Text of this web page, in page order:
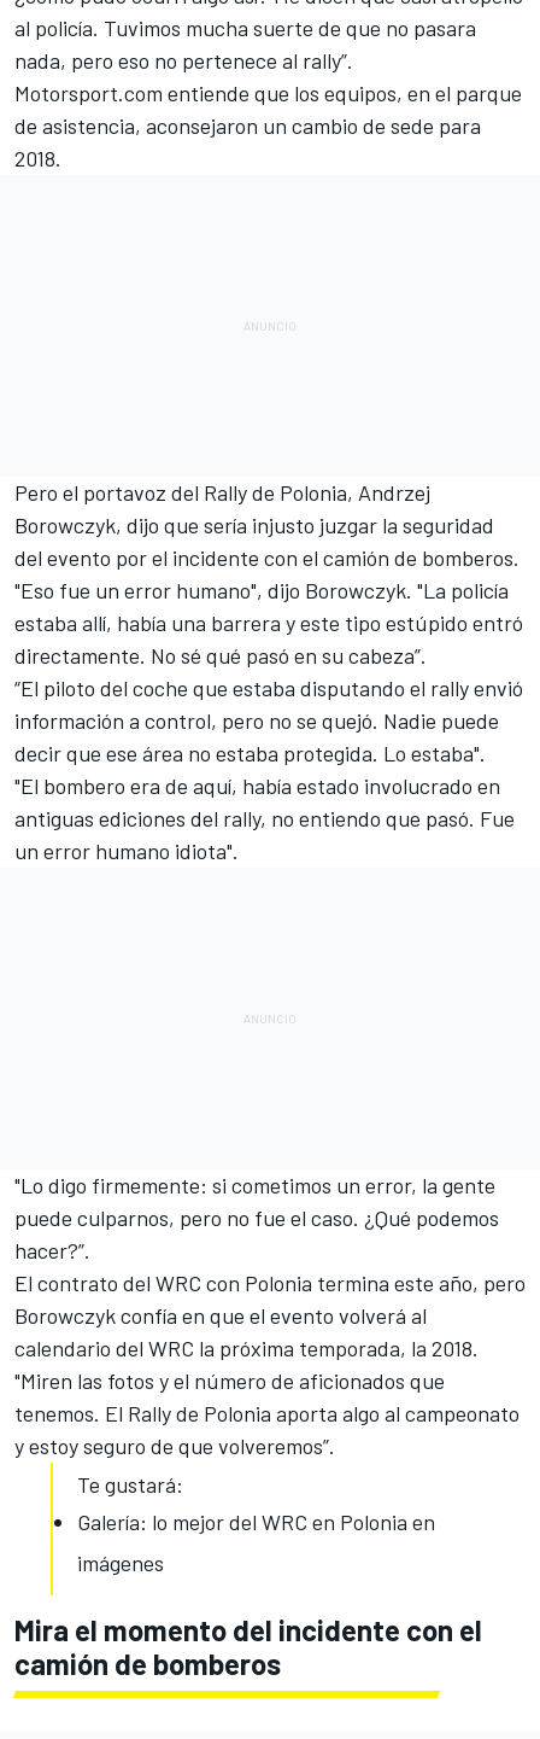
al policía. Tuvimos mucha suerte de que no pasara
nada, pero eso no pertenece al rally”.
Motorsport.com entiende que los equipos, en el parque
de asistencia, aconsejaron un cambio de sede para
2018.
Pero el portavoz del Rally de Polonia, Andrzej
Borowczyk, dijo que sería injusto juzgar la seguridad
del evento por el incidente con el camión de bomberos.
"Eso fue un error humano", dijo Borowczyk. "La policía
estaba allí, había una barrera y este tipo estúpido entró
directamente. No sé qué pasó en su cabeza”.
“El piloto del coche que estaba disputando el rally envió
información a control, pero no se quejó. Nadie puede
decir que ese área no estaba protegida. Lo estaba".
"El bombero era de aquí, había estado involucrado en
antiguas ediciones del rally, no entiendo que pasó. Fue
un error humano idiota".
"Lo digo firmemente: si cometimos un error, la gente
puede culparnos, pero no fue el caso. ¿Qué podemos
hacer?”.
El contrato del WRC con Polonia termina este año, pero
Borowczyk confía en que el evento volverá al
calendario del WRC la próxima temporada, la 2018.
"Miren las fotos y el número de aficionados que
tenemos. El Rally de Polonia aporta algo al campeonato
y estoy seguro de que volveremos”.
Te gustará:
Galería: lo mejor del WRC en Polonia en
imágenes
Mira el momento del incidente con el
camión de bomberos